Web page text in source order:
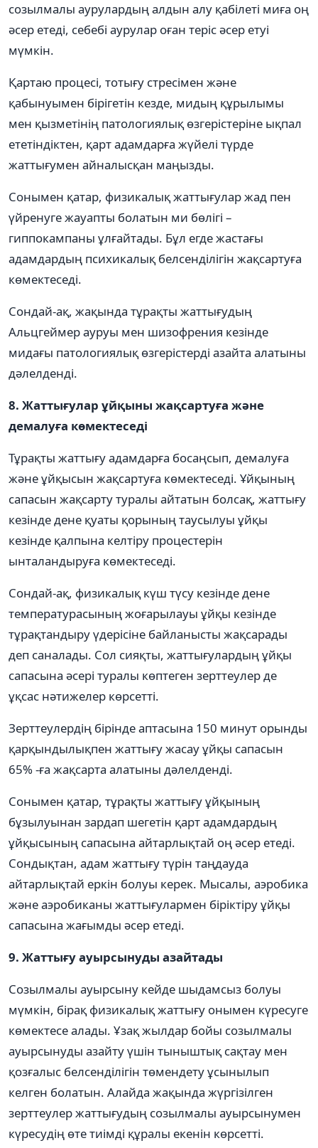
созылмалы аурулардың алдын алу қабілеті миға оң
әсер етеді, себебі аурулар оған теріс әсер етуі
мүмкін.
Қартаю процесі, тотығу стресімен және
қабынуымен бірігетін кезде, мидың құрылымы
мен қызметінің патологиялық өзгерістеріне ықпал
ететіндіктен, қарт адамдарға жүйелі түрде
жаттығумен айналысқан маңызды.
Сонымен қатар, физикалық жаттығулар жад пен
үйренуге жауапты болатын ми бөлігі –
гиппокампаны ұлғайтады. Бұл егде жастағы
адамдардың психикалық белсенділігін жақсартуға
көмектеседі.
Сондай-ақ, жақында тұрақты жаттығудың
Альцгеймер ауруы мен шизофрения кезінде
мидағы патологиялық өзгерістерді азайта алатыны
дәлелденді.
8. Жаттығулар ұйқыны жақсартуға және
демалуға көмектеседі
Тұрақты жаттығу адамдарға босаңсып, демалуға
және ұйқысын жақсартуға көмектеседі. Ұйқының
сапасын жақсарту туралы айтатын болсақ, жаттығу
кезінде дене қуаты қорының таусылуы ұйқы
кезінде қалпына келтіру процестерін
ынталандыруға көмектеседі.
Сондай-ақ, физикалық күш түсу кезінде дене
температурасының жоғарылауы ұйқы кезінде
тұрақтандыру үдерісіне байланысты жақсарады
деп саналады. Сол сияқты, жаттығулардың ұйқы
сапасына әсері туралы көптеген зерттеулер де
ұқсас нәтижелер көрсетті.
Зерттеулердің бірінде аптасына 150 минут орынды
қарқындылықпен жаттығу жасау ұйқы сапасын
65% -ға жақсарта алатыны дәлелденді.
Сонымен қатар, тұрақты жаттығу ұйқының
бұзылуынан зардап шегетін қарт адамдардың
ұйқысының сапасына айтарлықтай оң әсер етеді.
Сондықтан, адам жаттығу түрін таңдауда
айтарлықтай еркін болуы керек. Мысалы, аэробика
және аэробиканы жаттығулармен біріктіру ұйқы
сапасына жағымды әсер етеді.
9. Жаттығу ауырсынуды азайтады
Созылмалы ауырсыну кейде шыдамсыз болуы
мүмкін, бірақ физикалық жаттығу онымен күресуге
көмектесе алады. Ұзақ жылдар бойы созылмалы
ауырсынуды азайту үшін тыныштық сақтау мен
қозғалыс белсенділігін төмендету ұсынылып
келген болатын. Алайда жақында жүргізілген
зерттеулер жаттығудың созылмалы ауырсынумен
күресудің өте тиімді құралы екенін көрсетті.